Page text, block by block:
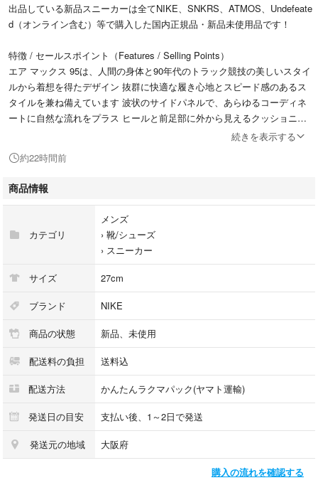
出品している新品スニーカーは全てNIKE、SNKRS、ATMOS、Undefeate
d（オンライン含む）等で購入した国内正規品・新品未使用品です！
特徴 / セールスポイント（Features / Selling Points）
エア マックス 95は、人間の身体と90年代のトラック競技の美しいスタイ
ルから着想を得たデザイン 抜群に快適な履き心地とスピード感のあるス
タイルを兼ね備えています 波状のサイドパネルで、あらゆるコーディネ
ートに自然な流れをプラス ヒールと前足部に外から見えるクッショニン
グを配し、機能性が高く快適な履き心地を実現しています
注意事項（Important Notes）
●スニーカーは専用倉庫でコレクションとして管理しており 出品している
（？）などがある場合ございます ご理解ご了承の上ご入札ください
●10枚目の画像は公式画像です その他可能な限り多方面から撮影しました
が 撮影箇所以外や、撮影に映り難い汚れや 生産時の接着剤跡、縫製の粗
さ、エアー量の強弱などがあるかもしれません
実際に試着しての購入ではないため 完品をお求めの方はご遠慮いただけ
ノークレームノーリターンでお願いします
続きを表示する
約22時間前
商品情報
カテゴリ
メンズ
› 靴/シューズ
› スニーカー
サイズ 27cm
ブランド NIKE
商品の状態 新品、未使用
配送料の負担 送料込
配送方法 かんたんラクマパック(ヤマト運輸)
発送日の目安 支払い後、1～2日で発送
発送元の地域 大阪府
購入の流れを確認する